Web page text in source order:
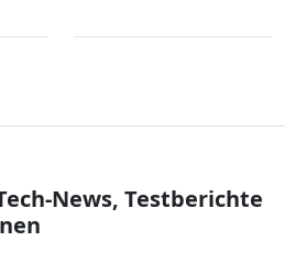
News, Testberichte